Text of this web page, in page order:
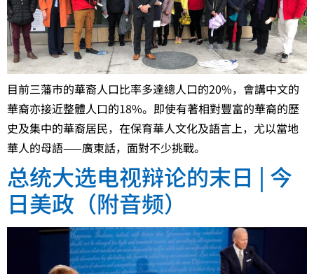
目前三藩市的華裔人口比率多達總人口的20%，會講中文的
華裔亦接近整體人口的18%。即使有著相對豐富的華裔的歷
史及集中的華裔居民，在保育華人文化及語言上，尤以當地
華人的母語——廣東話，面對不少挑戰。
总统大选电视辩论的末日 | 今
日美政（附音频）